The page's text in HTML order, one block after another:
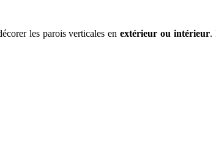
les parois verticales enextérieur ou intérieur.